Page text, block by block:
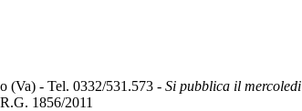
- Tel. 0332/531.573 - Si pubblica il mercoledi
1856/2011